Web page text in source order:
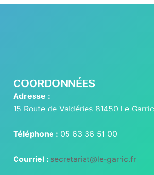
COORDONNÉES
Adresse :
15 Route de Valdéries 81450 Le Garric
Téléphone : 05 63 36 51 00
Courriel : secretariat@le-garric.fr